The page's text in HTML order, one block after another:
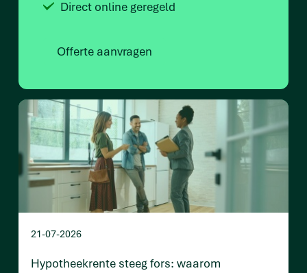
Direct online geregeld
Offerte aanvragen
21-07-2026
Hypotheekrente steeg fors: waarom